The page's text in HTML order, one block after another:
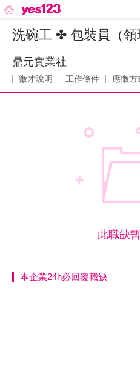
洗碗工 ✤ 包裝員（領
鼎元實業社
徵才說明 工作條件 應徵方
此職缺
本企業24h必回覆職缺